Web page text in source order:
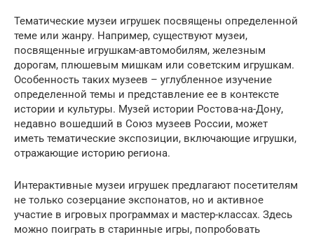
Тематические музеи игрушек посвящены определенной
теме или жанру. Например, существуют музеи,
посвященные игрушкам-автомобилям, железным
дорогам, плюшевым мишкам или советским игрушкам.
Особенность таких музеев – углубленное изучение
определенной темы и представление ее в контексте
истории и культуры. Музей истории Ростова-на-Дону,
недавно вошедший в Союз музеев России, может
иметь тематические экспозиции, включающие игрушки,
отражающие историю региона.
Интерактивные музеи игрушек предлагают посетителям
не только созерцание экспонатов, но и активное
участие в игровых программах и мастер-классах. Здесь
можно поиграть в старинные игры, попробовать